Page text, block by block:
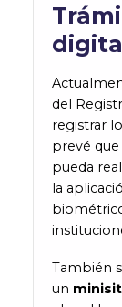
del
registrar
prevé
pueda
la
También
un